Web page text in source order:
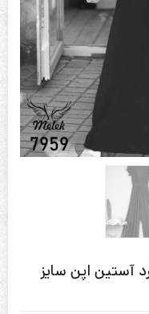
آستین اپن سایز